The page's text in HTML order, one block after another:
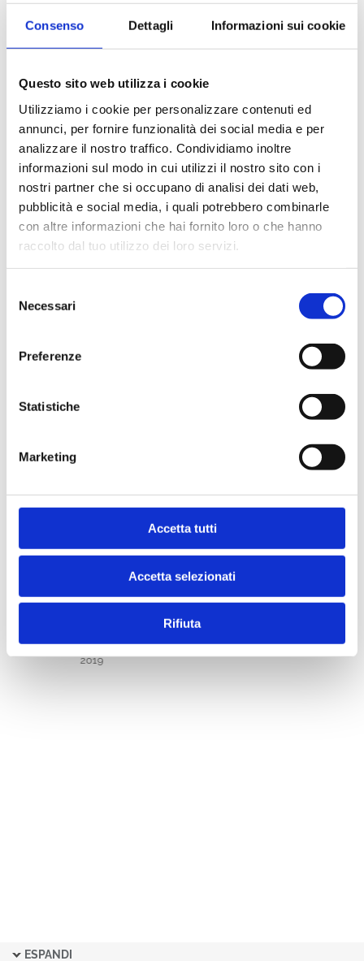
Consenso Dettagli Informazioni sui cookie
Questo sito web utilizza i cookie
Utilizziamo i cookie per personalizzare contenuti ed
annunci, per fornire funzionalità dei social media e per
analizzare il nostro traffico. Condividiamo inoltre
informazioni sul modo in cui utilizzi il nostro sito con i
nostri partner che si occupano di analisi dei dati web,
pubblicità e social media, i quali potrebbero combinarle
con altre informazioni che hai fornito loro o che hanno
raccolto dal tuo utilizzo dei loro servizi.
delNecessari
Preferenze
Statistiche
Marketing
Accetta tutti
Accetta selezionati
Rifiuta
Disponibilità
Prezzo
€ 20,00
IVA assolta dall'editore
Acquista
GIURISPRUDENZA DEL LAVORO
2019
ESPANDI